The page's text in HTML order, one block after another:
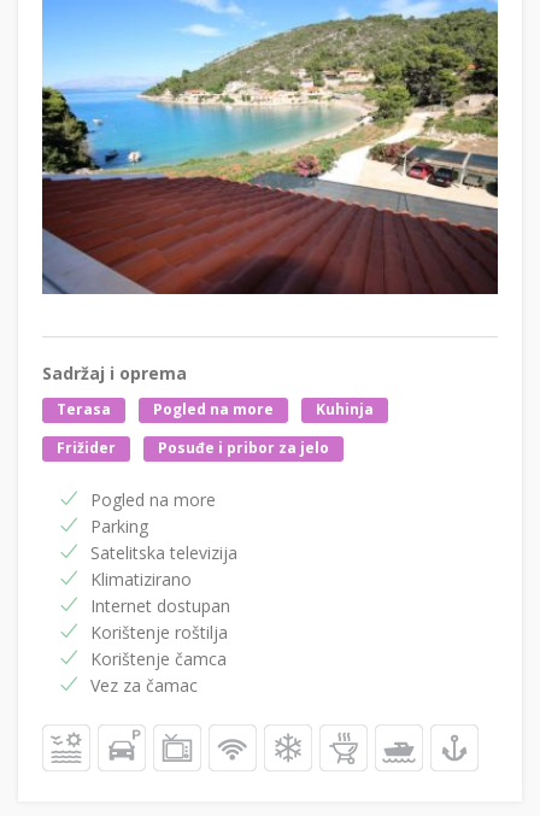
Sadržaj i oprema
Terasa Pogled na more
Kuhinja
Frižider
Posuđe i pribor za jelo
Pogled na more
Parking
Satelitska televizija
Klimatizirano
Internet dostupan
Korištenje roštilja
Korištenje čamca
Vez za čamac